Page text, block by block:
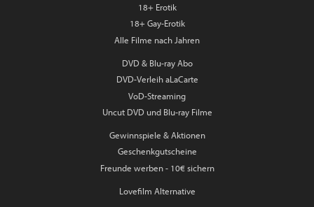
18+ Erotik
18+ Gay-Erotik
Alle Filme nach Jahren
DVD & Blu-ray Abo
DVD-Verleih aLaCarte
VoD-Streaming
Uncut DVD und Blu-ray Filme
Gewinnspiele & Aktionen
Geschenkgutscheine
Freunde werben - 10€ sichern
Lovefilm Alternative